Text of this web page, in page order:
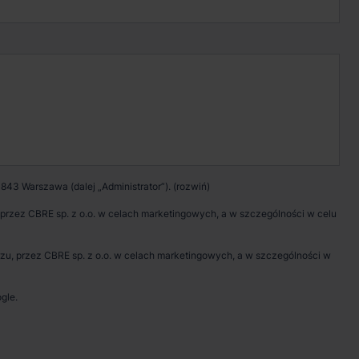
Wypełnij formularz
Warszawa (dalej „Administrator”).
CBRE sp. z o.o. w celach marketingowych, a w szczególności w celu
przez CBRE sp. z o.o. w celach marketingowych, a w szczególności w